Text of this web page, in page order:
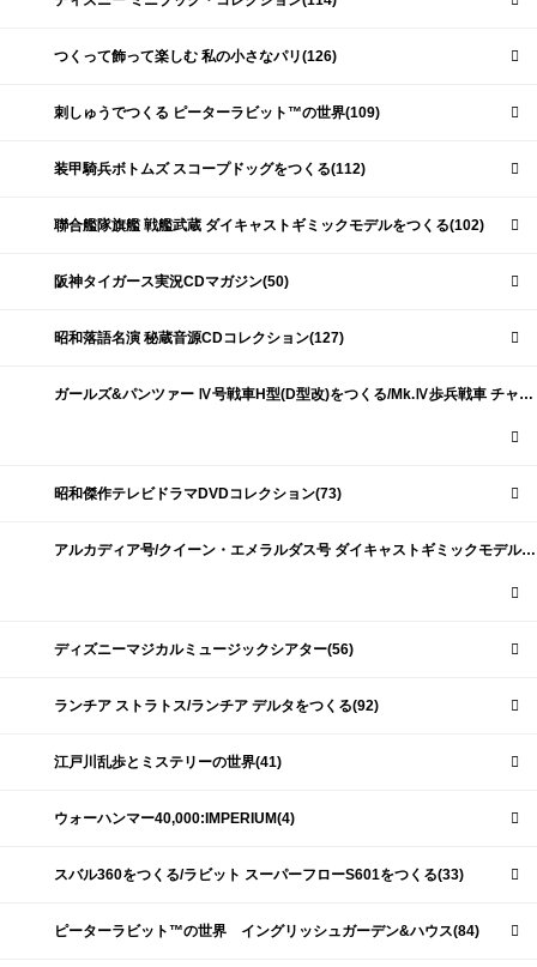
つくって飾って楽しむ 私の小さなパリ(126)
刺しゅうでつくる ピーターラビット™の世界(109)
装甲騎兵ボトムズ スコープドッグをつくる(112)
聯合艦隊旗艦 戦艦武蔵 ダイキャストギミックモデルをつくる(102)
阪神タイガース実況CDマガジン(50)
昭和落語名演 秘蔵音源CDコレクション(127)
ガールズ&パンツァー Ⅳ号戦車H型(D型改)をつくる/Mk.Ⅳ歩兵戦車 チャーチルMk.Ⅶをつくる(191)
昭和傑作テレビドラマDVDコレクション(73)
アルカディア号/クイーン・エメラルダス号 ダイキャストギミックモデルをつくる(159)
ディズニーマジカルミュージックシアター(56)
ランチア ストラトス/ランチア デルタをつくる(92)
江戸川乱歩とミステリーの世界(41)
ウォーハンマー40,000:IMPERIUM(4)
スバル360をつくる/ラビット スーパーフローS601をつくる(33)
ピーターラビット™の世界 イングリッシュガーデン&ハウス(84)